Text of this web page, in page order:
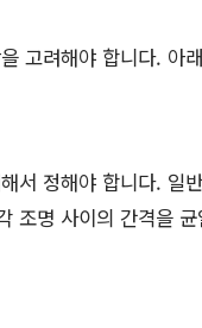
고려해야 합니다. 아
서 정해야 합니다. 일
조명 사이의 간격을